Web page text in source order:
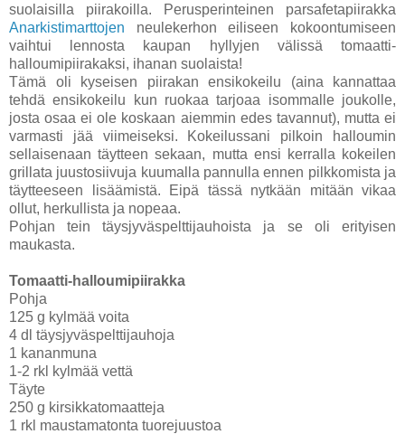
suolaisilla piirakoilla. Perusperinteinen parsafetapiirakka
Anarkistimarttojen neulekerhon eiliseen kokoontumiseen
vaihtui lennosta kaupan hyllyjen välissä tomaatti-
halloumipiirakaksi, ihanan suolaista!
Tämä oli kyseisen piirakan ensikokeilu (aina kannattaa
tehdä ensikokeilu kun ruokaa tarjoaa isommalle joukolle,
josta osaa ei ole koskaan aiemmin edes tavannut), mutta ei
varmasti jää viimeiseksi. Kokeilussani pilkoin halloumin
sellaisenaan täytteen sekaan, mutta ensi kerralla kokeilen
grillata juustosiivuja kuumalla pannulla ennen pilkkomista ja
täytteeseen lisäämistä. Eipä tässä nytkään mitään vikaa
ollut, herkullista ja nopeaa.
Pohjan tein täysjyväspelttijauhoista ja se oli erityisen
maukasta.
Tomaatti-halloumipiirakka
Pohja
125 g kylmää voita
4 dl täysjyväspelttijauhoja
1 kananmuna
1-2 rkl kylmää vettä
Täyte
250 g kirsikkatomaatteja
1 rkl maustamatonta tuorejuustoa